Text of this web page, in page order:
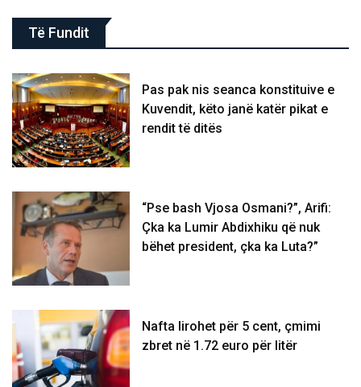
Të Fundit
Pas pak nis seanca konstituive e
Kuvendit, këto janë katër pikat e
rendit të ditës
“Pse bash Vjosa Osmani?”, Arifi:
Çka ka Lumir Abdixhiku që nuk
bëhet president, çka ka Luta?”
Nafta lirohet për 5 cent, çmimi
zbret në 1.72 euro për litër